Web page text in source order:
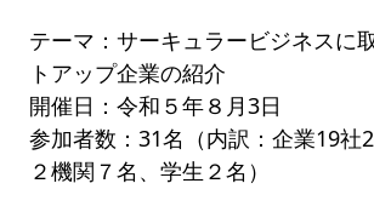
テーマ：サーキュラービジネスに
トアップ企業の紹介
開催日：令和５年８月3日
参加者数：31名（内訳：企業19社
２機関７名、学生２名）